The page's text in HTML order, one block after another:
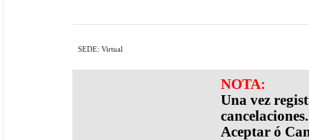
SEDE: Virtual
NOTA:
Una vez
cancelaciones.
Aceptar ó